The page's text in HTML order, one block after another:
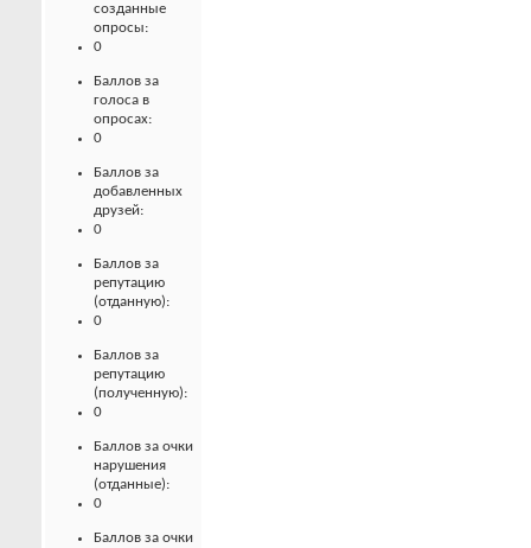
созданные
опросы:
0
Баллов за
голоса в
опросах:
0
Баллов за
добавленных
друзей:
0
Баллов за
репутацию
(отданную):
0
Баллов за
репутацию
(полученную):
0
Баллов за очки
нарушения
(отданные):
0
Баллов за очки